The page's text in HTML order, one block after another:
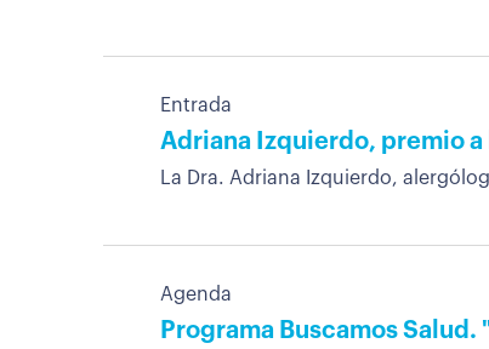
Entrada
Adriana Izquierdo, premio a
La Dra. Adriana Izquierdo,
Agenda
Programa Buscamos